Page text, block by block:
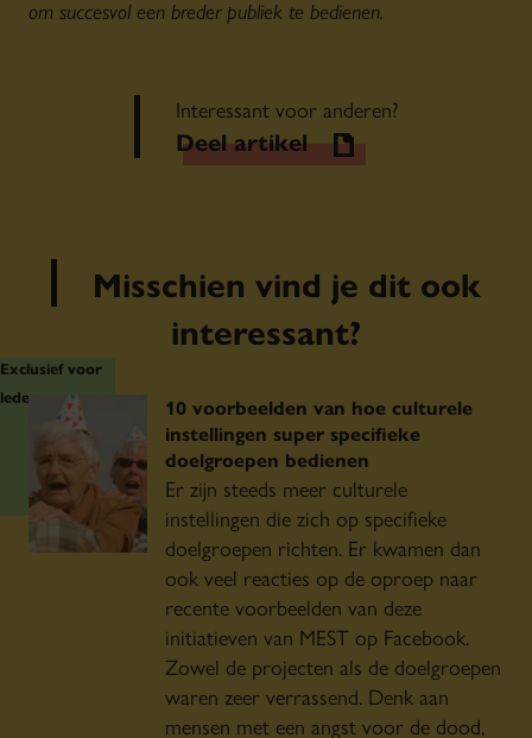
om succesvol een breder publiek te bedienen.
Interessant voor anderen?
Deel artikel
Misschien vind je dit ook
interessant?
Exclusief voor
leden
10 voorbeelden van hoe culturele
instellingen super specifieke
doelgroepen bedienen
Er zijn steeds meer culturele
instellingen die zich op specifieke
doelgroepen richten. Er kwamen dan
ook veel reacties op de oproep naar
recente voorbeelden van deze
initiatieven van MEST op Facebook.
Zowel de projecten als de doelgroepen
waren zeer verrassend. Denk aan
mensen met een angst voor de dood,